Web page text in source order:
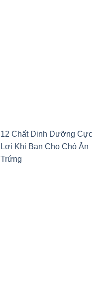
12 Chất Dinh Dưỡng Cực
Lợi Khi Bạn Cho Chó Ăn
Trứng